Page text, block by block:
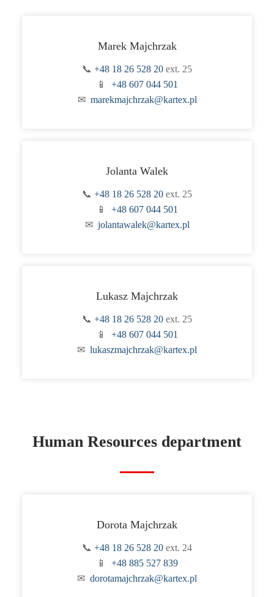
Marek Majchrzak
📞 +48 18 26 528 20 ext. 25
📱 +48 607 044 501
✉ marekmajchrzak@kartex.pl
Jolanta Walek
📞 +48 18 26 528 20 ext. 25
📱 +48 607 044 501
✉ jolantawalek@kartex.pl
Lukasz Majchrzak
📞 +48 18 26 528 20 ext. 25
📱 +48 607 044 501
✉ lukaszmajchrzak@kartex.pl
Human Resources department
Dorota Majchrzak
📞 +48 18 26 528 20 ext. 24
📱 +48 885 527 839
✉ dorotamajchrzak@kartex.pl